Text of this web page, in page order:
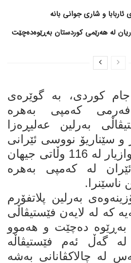
لە هەرێمی کوردستان بەڕێوەدەچێت
جام کوردی، بە گوێرەی
فەرمی کەمپی بەهرە
بەرلین عەلیڕەزا
سێناریۆ نووسی ئێرانی
لە نێوان 3000 خوازیار لە 116 وڵاتی جیهان
لە کەمپی بەهرە
ناسێنرا.
بەرلین پلاتفۆرم
کە لە لایەن فێستیڤاڵی
بەڕێوە دەچێت و هەموو
گەڵ ئەم فێستیڤاڵە
200 کەس لە چالاکڤانانی بەشە